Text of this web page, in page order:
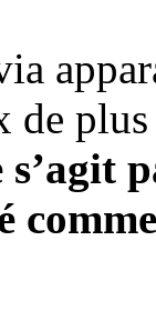
de
s’agit